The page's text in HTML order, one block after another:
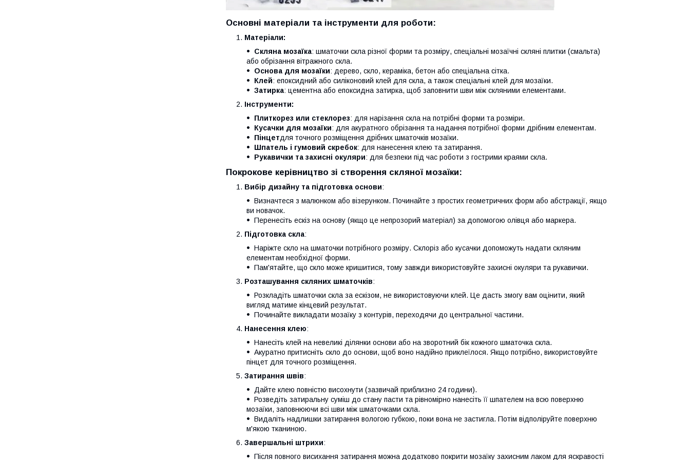
Основні матеріали та інструменти для роботи:
Матеріали:
Скляна мозаїка: шматочки скла різної форми та розміру, спеціальні мозаїчні скляні плитки (смальта)
або обрізання вітражного скла.
Основа для мозаїки: дерево, скло, кераміка, бетон або спеціальна сітка.
Клей: епоксидний або силіконовий клей для скла, а також спеціальні клей для мозаїки.
Затирка: цементна або епоксидна затирка, щоб заповнити шви між скляними елементами.
Інструменти:
Плиткорез или стеклорез: для нарізання скла на потрібні форми та розміри.
Кусачки для мозаїки: для акуратного обрізання та надання потрібної форми дрібним елементам.
Пінцетдля точного розміщення дрібних шматочків мозаїки.
Шпатель і гумовий скребок: для нанесення клею та затирання.
Рукавички та захисні окуляри: для безпеки під час роботи з гострими краями скла.
Покрокове керівництво зі створення скляної мозаїки:
Вибір дизайну та підготовка основи:
Визначтеся з малюнком або візерунком. Починайте з простих геометричних форм або абстракції, якщо
ви новачок.
Перенесіть ескіз на основу (якщо це непрозорий матеріал) за допомогою олівця або маркера.
Підготовка скла:
Наріжте скло на шматочки потрібного розміру. Склоріз або кусачки допоможуть надати скляним
елементам необхідної форми.
Пам'ятайте, що скло може кришитися, тому завжди використовуйте захисні окуляри та рукавички.
Розташування скляних шматочків:
Розкладіть шматочки скла за ескізом, не використовуючи клей. Це дасть змогу вам оцінити, який
вигляд матиме кінцевий результат.
Починайте викладати мозаїку з контурів, переходячи до центральної частини.
Нанесення клею:
Нанесіть клей на невеликі ділянки основи або на зворотний бік кожного шматочка скла.
Акуратно притисніть скло до основи, щоб воно надійно приклеїлося. Якщо потрібно, використовуйте
пінцет для точного розміщення.
Затирання швів:
Дайте клею повністю висохнути (зазвичай приблизно 24 години).
Розведіть затиральну суміш до стану пасти та рівномірно нанесіть її шпателем на всю поверхню
мозаїки, заповнюючи всі шви між шматочками скла.
Видаліть надлишки затирання вологою губкою, поки вона не застигла. Потім відполіруйте поверхню
м'якою тканиною.
Завершальні штрихи:
Після повного висихання затирання можна додатково покрити мозаїку захисним лаком для яскравості